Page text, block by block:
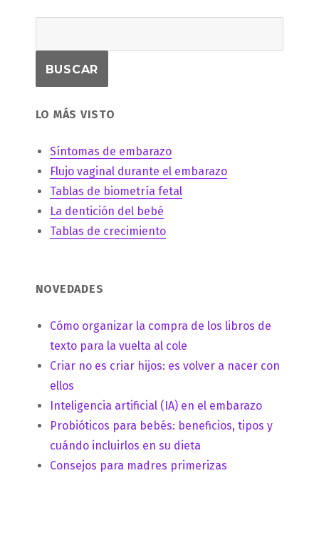
LO MÁS VISTO
Síntomas de embarazo
Flujo vaginal durante el embarazo
Tablas de biometría fetal
La dentición del bebé
Tablas de crecimiento
NOVEDADES
Cómo organizar la compra de los libros de
texto para la vuelta al cole
Criar no es criar hijos: es volver a nacer con
ellos
Inteligencia artificial (IA) en el embarazo
Probióticos para bebés: beneficios, tipos y
cuándo incluirlos en su dieta
Consejos para madres primerizas